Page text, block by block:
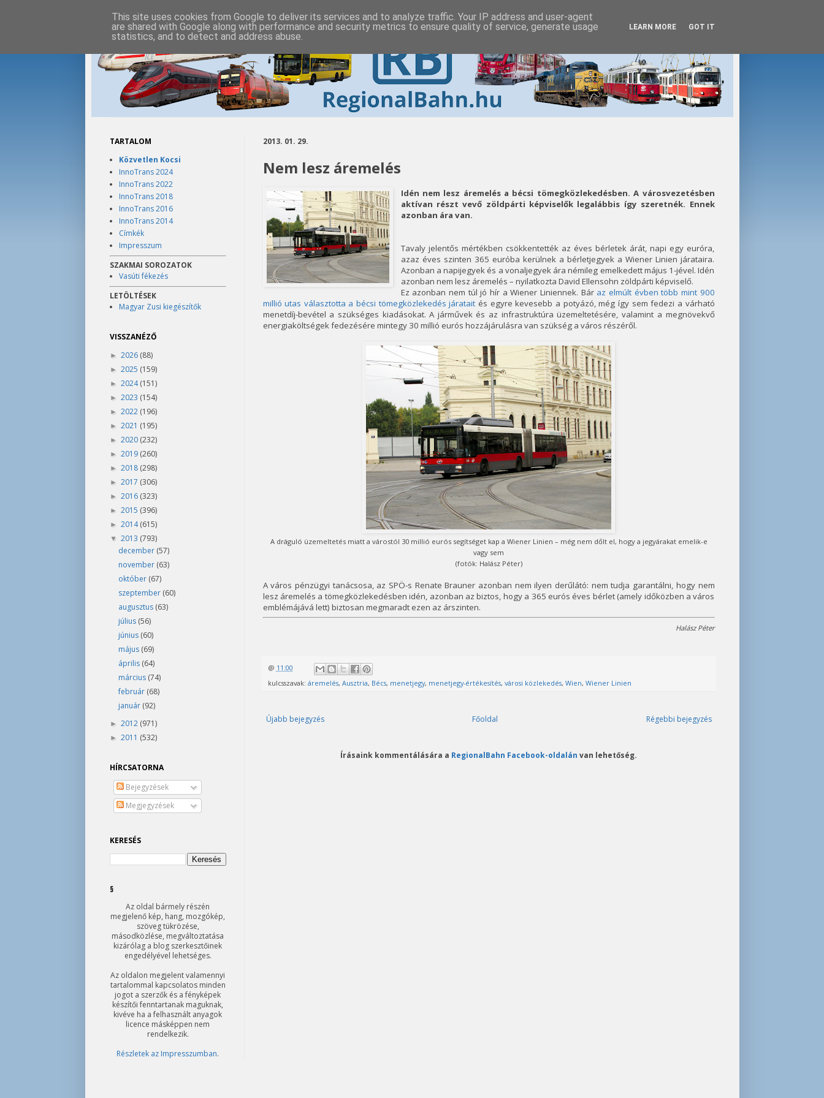
2013. 01. 29.
Nem lesz áremelés
Idén nem lesz áremelés a bécsi tömegközlekedésben. A városvezetésben
aktívan részt vevő zöldpárti képviselők legalábbis így szeretnék. Ennek
azonban ára van.
Tavaly jelentős mértékben csökkentették az éves bérletek árát, napi egy euróra,
azaz éves szinten 365 euróba kerülnek a bérletjegyek a Wiener Linien járataira.
Azonban a napijegyek és a vonaljegyek ára némileg emelkedett május 1-jével. Idén
azonban nem lesz áremelés – nyilatkozta David Ellensohn zöldpárti képviselő.
Ez azonban nem túl jó hír a Wiener Liniennek. Bár az elmúlt évben több mint 900
millió utas választotta a bécsi tömegközlekedés járatait és egyre kevesebb a potyázó, még így sem fedezi a várható
menetdíj-bevétel a szükséges kiadásokat. A járművek és az infrastruktúra üzemeltetésére, valamint a megnövekvő
energiaköltségek fedezésére mintegy 30 millió eurós hozzájárulásra van szükség a város részéről.
A dráguló üzemeltetés miatt a várostól 30 millió eurós segítséget kap a Wiener Linien – még nem dőlt el, hogy a jegyárakat emelik-e
vagy sem
(fotók: Halász Péter)
A város pénzügyi tanácsosa, az SPÖ-s Renate Brauner azonban nem ilyen derűlátó: nem tudja garantálni, hogy nem
lesz áremelés a tömegközlekedésben idén, azonban az biztos, hogy a 365 eurós éves bérlet (amely időközben a város
emblémájává lett) biztosan megmaradt ezen az árszinten.
Halász Péter
@ 11:00
kulcsszavak: áremelés, Ausztria, Bécs, menetjegy, menetjegy-értékesítés, városi közlekedés, Wien, Wiener Linien
Újabb bejegyzés Régebbi bejegyzés
Főoldal
Írásaink kommentálására a RegionalBahn Facebook-oldalán van lehetőség.
TARTALOM
Közvetlen Kocsi
InnoTrans 2024
InnoTrans 2022
InnoTrans 2018
InnoTrans 2016
InnoTrans 2014
Címkék
Impresszum
SZAKMAI SOROZATOK
Vasúti fékezés
LETÖLTÉSEK
Magyar Zusi kiegészítők
VISSZANÉZŐ
► 2026 (88)
► 2025 (159)
► 2024(151)
► 2023 (154)
► 2022 (196)
► 2021 (195)
► 2020 (232)
► 2019 (260)
► 2018 (298)
► 2017 (306)
► 2016 (323)
► 2015 (396)
► 2014(615)
▼ 2013 (793)
december (57)
november (63)
október (67)
szeptember (60)
augusztus (63)
július (56)
június (60)
május (69)
április (64)
március (74)
február (68)
január (92)
► 2012 (971)
► 2011 (532)
HÍRCSATORNA
Bejegyzések
Megjegyzések
KERESÉS
§
Az oldal bármely részén
megjelenő kép, hang, mozgókép,
szöveg tükrözése,
másodközlése, megváltoztatása
kizárólag a blog szerkesztőinek
engedélyével lehetséges.
Az oldalon megjelent valamennyi
tartalommal kapcsolatos minden
jogot a szerzők és a fényképek
készítői fenntartanak maguknak,
kivéve ha a felhasznált anyagok
licence másképpen nem
rendelkezik.
Részletek az Impresszumban.
This site uses cookies from Google to deliver its services and to analyze traffic. Your IP address and user-agent
are shared with Google along with performance and security metrics to ensure quality of service, generate usage
statistics, and to detect and address abuse.
LEARN MORE GOT IT